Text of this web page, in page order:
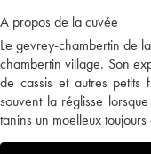
A propos de la cuvée
Le gevrey-chambertin de
chambertin village. Son
de cassis et autres petits
souvent la réglisse
tanins un moelleux